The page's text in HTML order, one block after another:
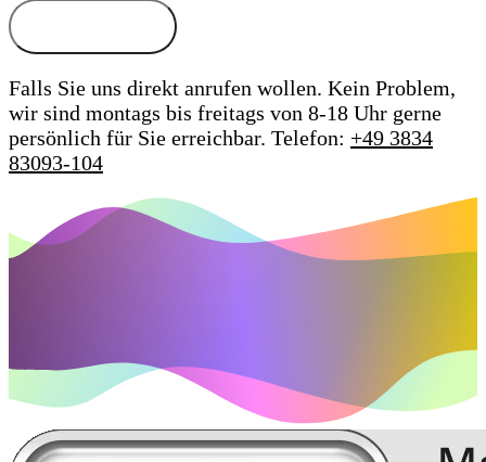
Falls Sie uns direkt anrufen wollen. Kein Problem,
wir sind montags bis freitags von 8-18 Uhr gerne
persönlich für Sie erreichbar. Telefon: +49 3834
83093-104